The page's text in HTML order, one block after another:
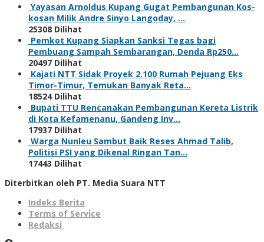
Yayasan Arnoldus Kupang Gugat Pembangunan Kos-
kosan Milik Andre Sinyo Langoday, …
25308 Dilihat
Pemkot Kupang Siapkan Sanksi Tegas bagi
Pembuang Sampah Sembarangan, Denda Rp250…
20497 Dilihat
Kajati NTT Sidak Proyek 2.100 Rumah Pejuang Eks
Timor-Timur, Temukan Banyak Reta…
18524 Dilihat
Bupati TTU Rencanakan Pembangunan Kereta Listrik
di Kota Kefamenanu, Gandeng Inv…
17937 Dilihat
Warga Nunleu Sambut Baik Reses Ahmad Talib,
Politisi PSI yang Dikenal Ringan Tan…
17443 Dilihat
Diterbitkan oleh PT. Media Suara NTT
Indeks Berita
Terms of Service
Redaksi